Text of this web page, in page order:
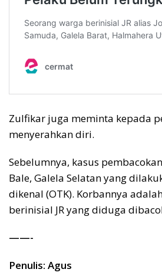
Zulfikar juga meminta kepada
menyerahkan diri.
Sebelumnya, kasus
Bale, Galela Selatan yang
dikenal (OTK). Korbannya
berinisial JR yang diduga
——-
Penulis: Agus